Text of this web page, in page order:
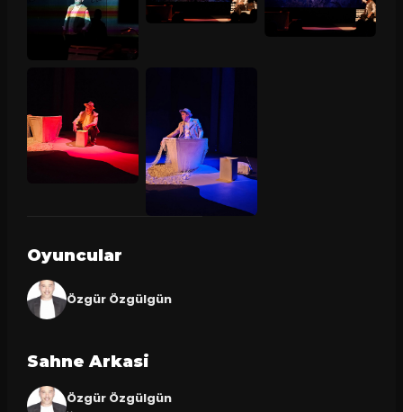
Oyuncular
Özgür Özgülgün
Sahne Arkasi
Özgür Özgülgün